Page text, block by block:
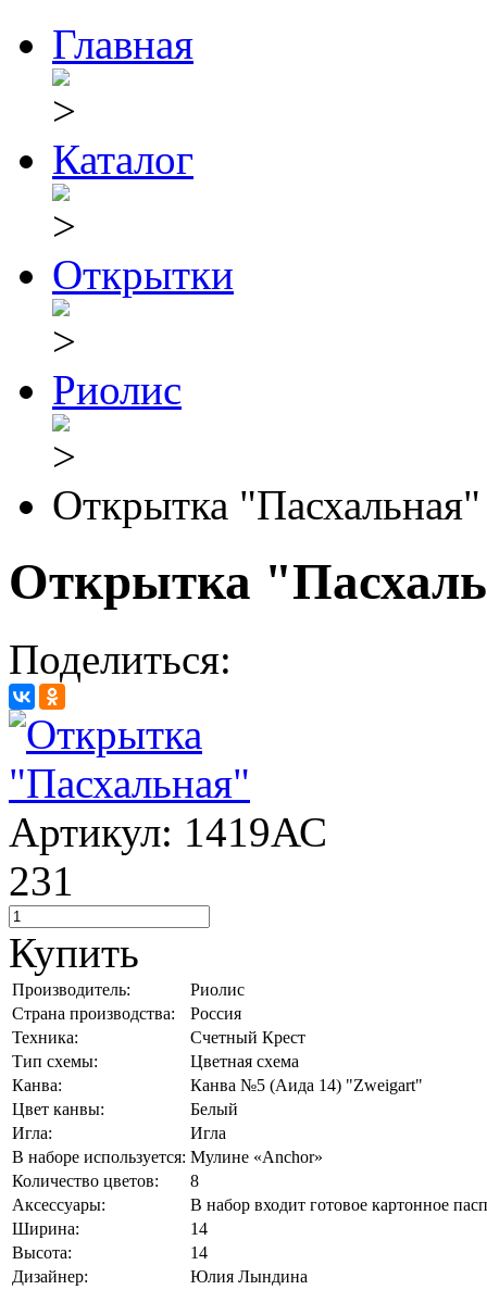
Главная
Каталог
Открытки
Риолис
Открытка "Пасхальная"
Открытка
Поделиться:
Артикул: 1419АС
231
Купить
Производитель:
Риолис
Страна производства:
Россия
Техника:
Счетный Крест
Тип схемы:
Цветная схема
Канва:
Канва №5 (Аида 14) "Zweigart"
Цвет канвы:
Белый
Игла:
Игла
В наборе используется: Мулине «Anchor»
Количество цветов:
8
Аксессуары:
В набор входит готовое картонное
Ширина:
14
Высота:
14
Дизайнер:
Юлия Лындина